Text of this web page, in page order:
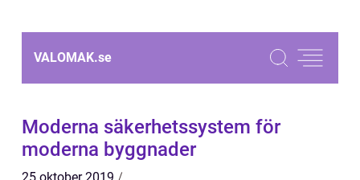
VALOMAK.se
Moderna säkerhetssystem för
moderna byggnader